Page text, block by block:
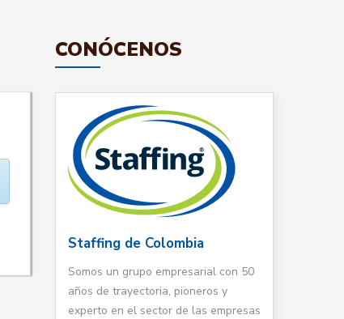
CONÓCENOS
Staffing de Colombia
Somos un grupo empresarial con 50
años de trayectoria, pioneros y
experto en el sector de las empresas